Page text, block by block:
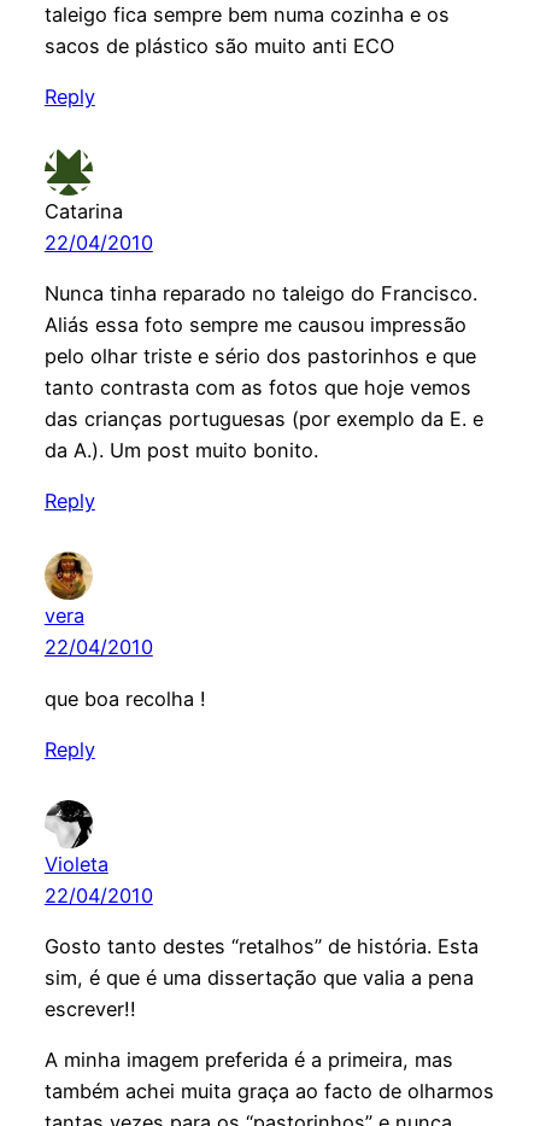
taleigo fica sempre bem numa cozinha e os
sacos de plástico são muito anti ECO
Reply
Catarina
22/04/2010
Nunca tinha reparado no taleigo do Francisco.
Aliás essa foto sempre me causou impressão
pelo olhar triste e sério dos pastorinhos e que
tanto contrasta com as fotos que hoje vemos
das crianças portuguesas (por exemplo da E. e
da A.). Um post muito bonito.
Reply
vera
22/04/2010
que boa recolha !
Reply
Violeta
22/04/2010
Gosto tanto destes “retalhos” de história. Esta
sim, é que é uma dissertação que valia a pena
escrever!!
A minha imagem preferida é a primeira, mas
também achei muita graça ao facto de olharmos